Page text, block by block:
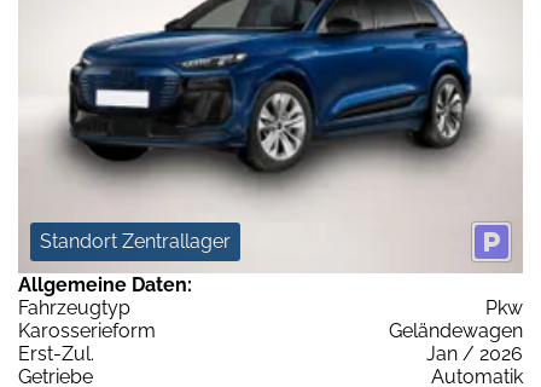
Standort Zentrallager
Allgemeine Daten:
Fahrzeugtyp
Pkw
Karosserieform
Geländewagen
Erst-Zul.
Jan / 2026
Getriebe
Automatik